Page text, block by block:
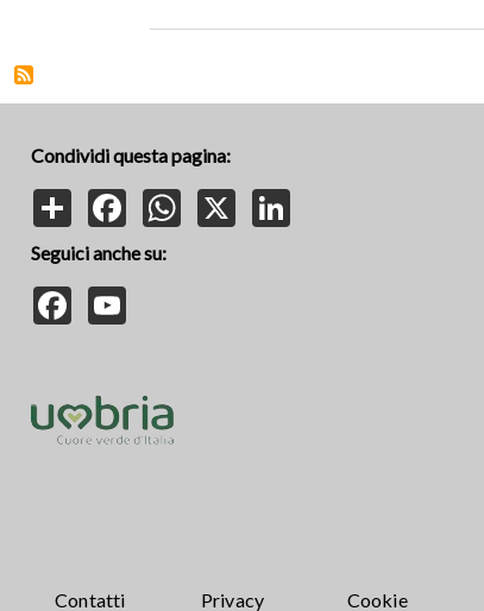
Condividi questa pagina:
Share
FacebookWhatsApp
Seguici anche su:
Facebook
Contatti Privacy Cookie